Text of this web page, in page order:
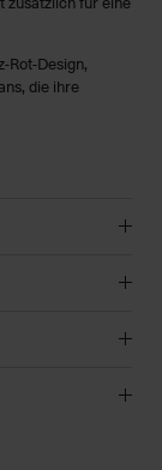
Rot-Design,
die ihre